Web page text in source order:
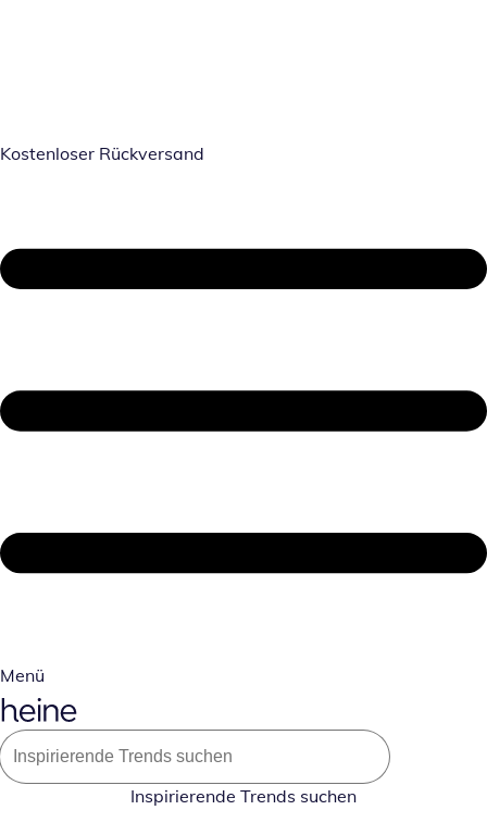
Kostenloser Rückversand
Menü
Inspirierende Trends suchen